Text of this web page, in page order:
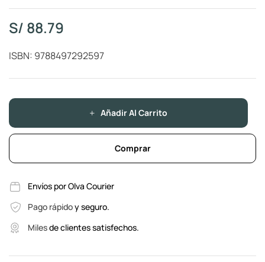
S/ 88.79
ISBN: 9788497292597
Añadir Al Carrito
Comprar
Envíos por Olva Courier
Pago rápidoy seguro.
Milesde clientes satisfechos.